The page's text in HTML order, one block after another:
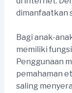
dimanfaatkan
Bagi anak-
memiliki
Penggunaan
pemahaman
saling